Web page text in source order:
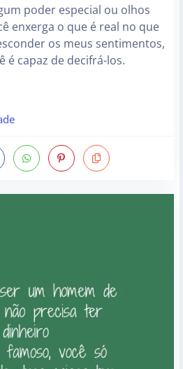
poder especial ou olhos
enxerga o que é real no que
os meus sentimentos,
é capaz de decifrá-los.